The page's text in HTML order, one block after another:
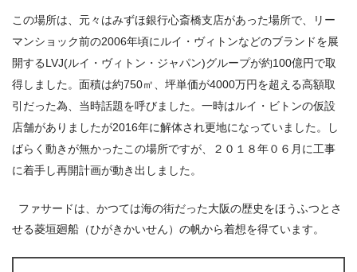
この場所は、元々はみずほ銀行心斎橋支店があった場所で、リー
マンショック前の2006年頃にルイ・ヴィトンなどのブランドを展
開するLVJ(ルイ・ヴィトン・ジャパン)グループが約100億円で取
得しました。面積は約750㎡、坪単価が4000万円を超える高額取
引だった為、当時話題を呼びました。一時はルイ・ビトンの仮設
店舗がありましたが2016年に解体され更地になっていました。し
ばらく動きが無かったこの場所ですが、２０１８年０６月に工事
に着手し再開計画が動き出しました。
ファサードは、かつては海の街だった大阪の歴史をほうふつとさ
せる菱垣廻船（ひがきかいせん）の帆から着想を得ています。